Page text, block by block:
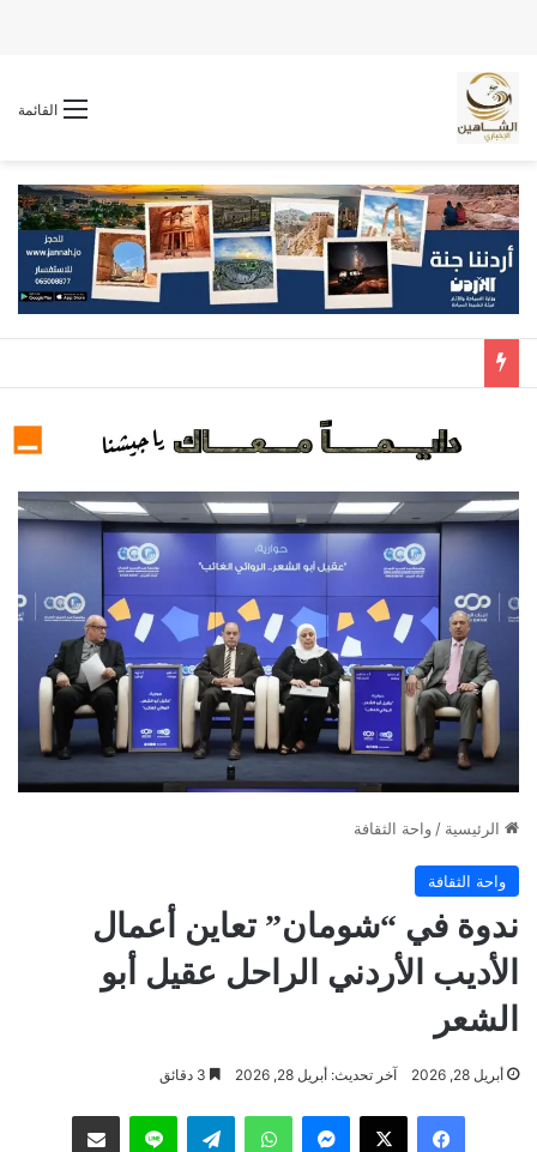
القائمة
الرئيسية /واحة الثقافة
واحة الثقافة
ندوة في “شومان” تعاين أعمال
الأديب الأردني الراحل عقيل أبو
الشعر
أبريل 28, 2026 آخر تحديث: أبريل 28, 2026
فيسبوك ‫X ماسنجر واتساب تيلقرام لاين مشاركة عبر البريد